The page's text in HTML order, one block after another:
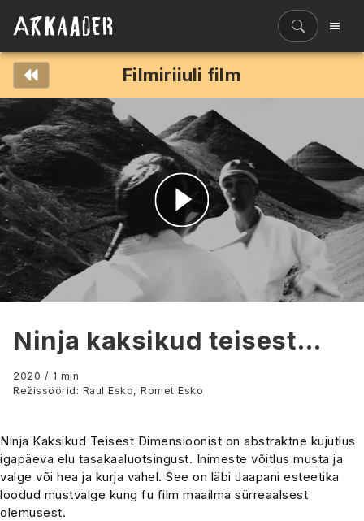
Filmiriiuli film
Esita
video
Ninja kaksikud teisest
dimensioonist
2020 / 1 min
Režissöörid: Raul Esko, Romet Esko
Ninja Kaksikud Teisest Dimensioonist on abstraktne kujutlus
igapäeva elu tasakaaluotsingust. Inimeste võitlus musta ja
valge või hea ja kurja vahel. See on läbi Jaapani esteetika
loodud mustvalge kung fu film maailma sürreaalsest
olemusest.
Filmiriiul
Kureeritud kogud
Filmikaart
Ajajoon
Koolidele
Hinnad
ENG